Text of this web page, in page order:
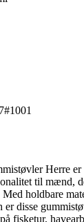
Herre
til mænd,
holdbare
disse
fisketur,